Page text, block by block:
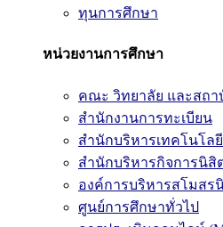
ทุนการศึกษา
หน่วยงานการศึกษา
คณะ วิทยาลัย และสถา
สำนักงานการทะเบียน
สำนักบริหารเทคโนโล
สำนักบริหารกิจการนิสิ
องค์การบริหารสโมสร
ศูนย์การศึกษาทั่วไป